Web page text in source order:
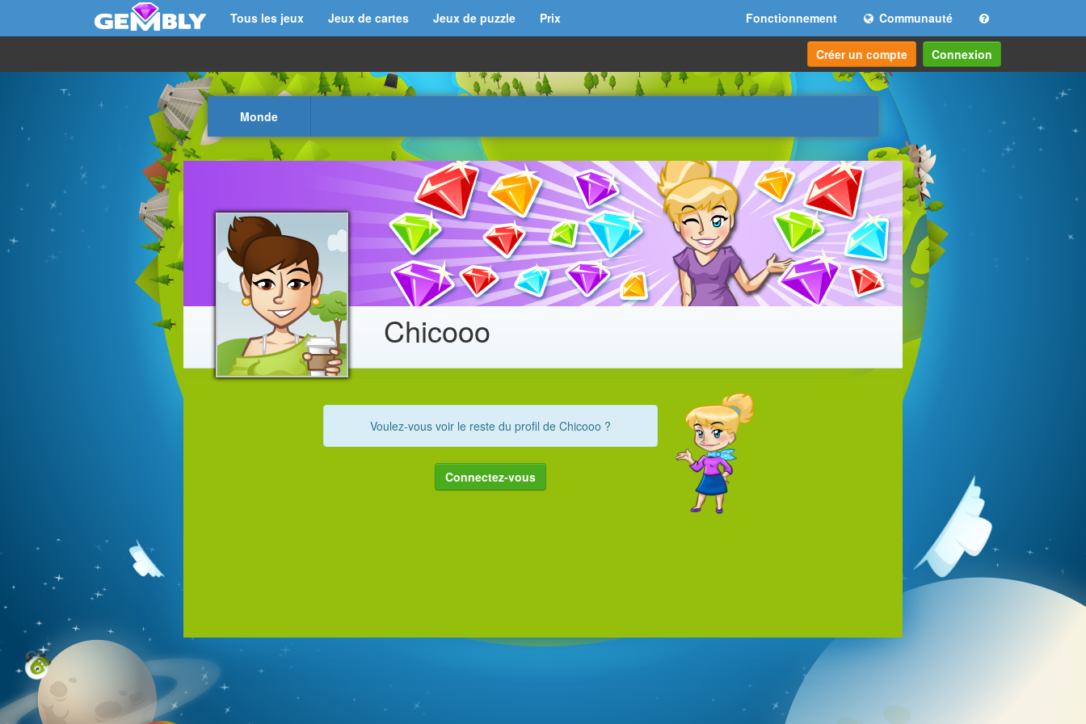
Tous les jeux Jeux de cartes Jeux de puzzle Prix Fonctionnement Communauté
Créer un compte Connexion
Monde
Chicooo
Voulez-vous voir le reste du profil de Chicooo ?
Connectez-vous